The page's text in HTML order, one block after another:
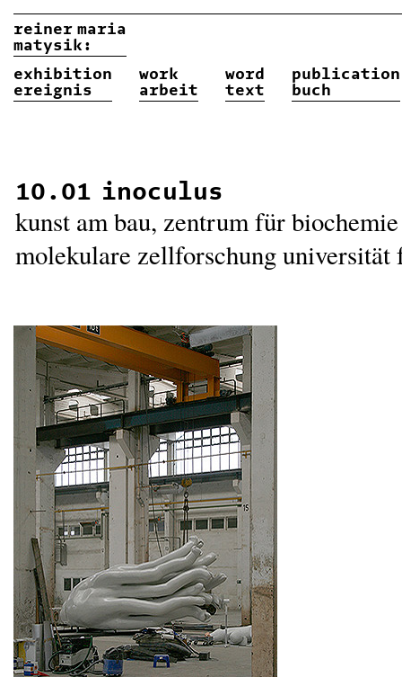
10.01 inoculus
kunst am bau, zentrum für
molekulare zellforschung universität
reinermaria
matysik:
exhibition
ereignis
work
arbeit
word
text
publication
buch